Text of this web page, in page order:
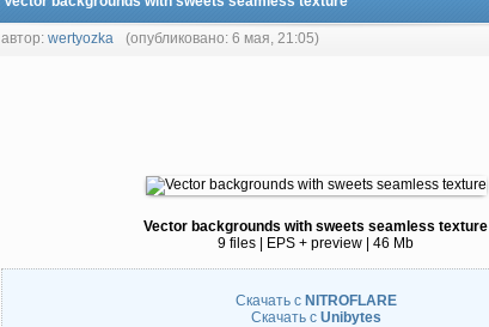
автор: wertyozka (опубликовано: 6 мая, 21:05)
Vector backgrounds with sweets seamless texture
9 files | EPS + preview | 46 Mb
Скачать с NITROFLARE
Скачать с Unibytes